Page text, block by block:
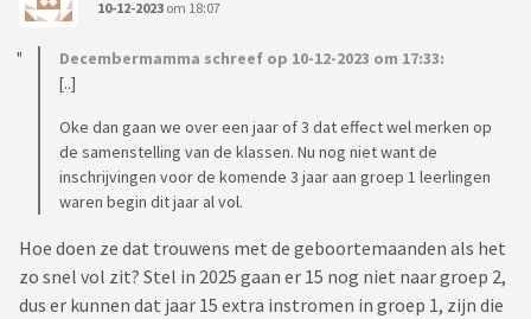
10-12-2023 om 18:07
Decembermamma schreef op 10-12-2023 om 17:33:
[..]
Oke dan gaan we over een jaar of 3 dat effect wel merken op
de samenstelling van de klassen. Nu nog niet want de
inschrijvingen voor de komende 3 jaar aan groep 1 leerlingen
waren begin dit jaar al vol.
Hoe doen ze dat trouwens met de geboortemaanden als het
zo snel vol zit? Stel in 2025 gaan er 15 nog niet naar groep 2,
dus er kunnen dat jaar 15 extra instromen in groep 1, zijn die